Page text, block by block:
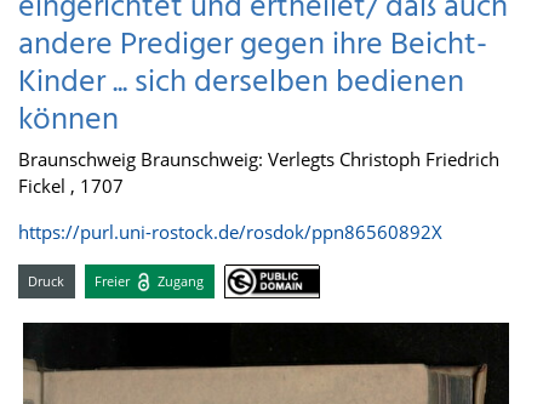
andere Prediger gegen ihre Beicht-
Kinder ... sich derselben bedienen
können
Braunschweig Braunschweig: Verlegts Christoph Friedrich
Fickel , 1707
https://purl.uni-rostock.de/rosdok/ppn86560892X
Druck Freier Zugang